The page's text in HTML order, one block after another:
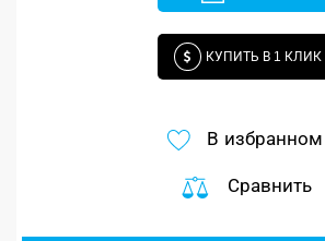
КУПИТЬ В 1 КЛИК
В избранном
Сравнить